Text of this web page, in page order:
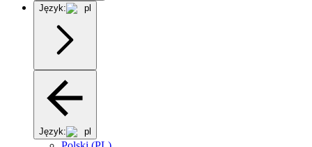
Język:
pl
Język: pl